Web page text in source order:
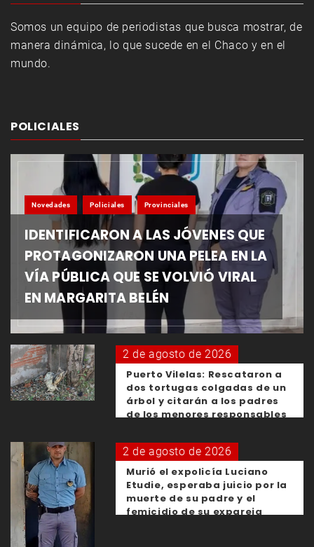
Somos un equipo de periodistas que busca mostrar, de
manera dinámica, lo que sucede en el Chaco y en el
mundo.
POLICIALES
Novedades Policiales Provinciales
IDENTIFICARON A LAS JÓVENES QUE
PROTAGONIZARON UNA PELEA EN LA
VÍA PÚBLICA QUE SE VOLVIÓ VIRAL
EN MARGARITA BELÉN
2 de agosto de 2026
Puerto Vilelas: Rescataron a
dos tortugas colgadas de un
árbol y citarán a los padres
de los menores responsables
2 de agosto de 2026
Murió el expolicía Luciano
Etudie, esperaba juicio por la
muerte de su padre y el
femicidio de su expareja